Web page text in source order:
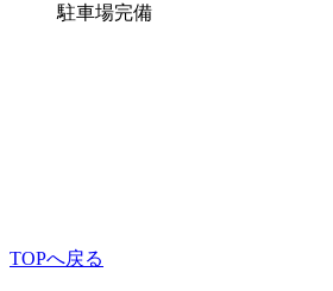
駐車場完備
TOPへ戻る